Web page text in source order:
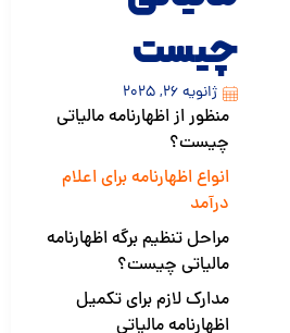
چیست
ژانویه 26, 2025
منظور از اظهارنامه مالیاتی
چیست؟
انواع اظهارنامه برای اعلام
درآمد
مراحل تنظیم برگه اظهارنامه
مالیاتی چیست؟
مدارک لازم برای تکمیل
اظهارنامه مالیاتی